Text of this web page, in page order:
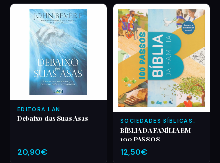
EDITORA LAN
Debaixo das Suas Asas
20,90€
SOCIEDADES BÍBLICAS
UNIDAS
BÍBLIA DA FAMÍLIA EM
100 PASSOS
12,50€